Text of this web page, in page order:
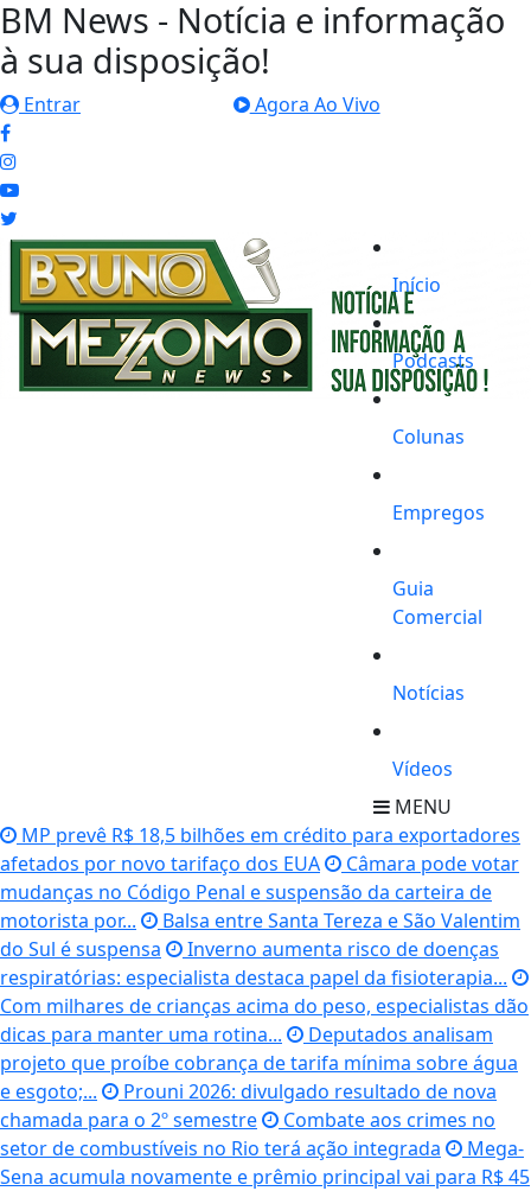
BM News - Notícia e informação
à sua disposição!
Entrar Agora Ao Vivo
Início
Podcasts
Colunas
Empregos
Guia
Comercial
Notícias
Vídeos
MENU
MP prevê R$ 18,5 bilhões em crédito para exportadores
afetados por novo tarifaço dos EUA
Câmara pode votar
mudanças no Código Penal e suspensão da carteira de
motorista por...
Balsa entre Santa Tereza e São Valentim
do Sul é suspensa
Inverno aumenta risco de doenças
respiratórias: especialista destaca papel da fisioterapia...
Com milhares de crianças acima do peso, especialistas dão
dicas para manter uma rotina...
Deputados analisam
projeto que proíbe cobrança de tarifa mínima sobre água
e esgoto;...
Prouni 2026: divulgado resultado de nova
chamada para o 2º semestre
Combate aos crimes no
setor de combustíveis no Rio terá ação integrada
Mega-
Sena acumula novamente e prêmio principal vai para R$ 45